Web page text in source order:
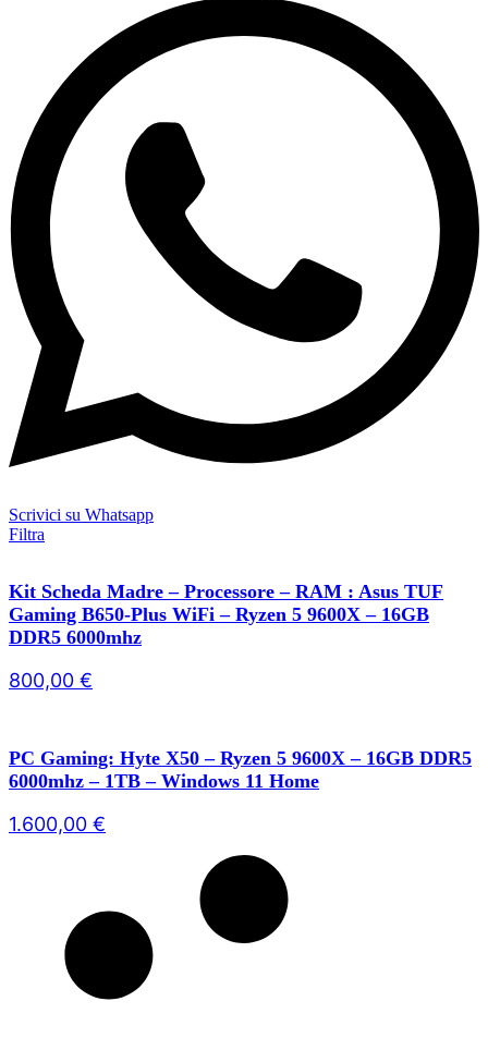
Scrivici su Whatsapp
Filtra
Kit Scheda Madre – Processore – RAM : Asus TUF
Gaming B650-Plus WiFi – Ryzen 5 9600X – 16GB
DDR5 6000mhz
800,00 €
PC Gaming: Hyte X50 – Ryzen 5 9600X – 16GB DDR5
6000mhz – 1TB – Windows 11 Home
1.600,00 €